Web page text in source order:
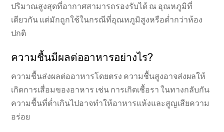
ปริมาณสูงสุดที่อากาศสามารถรองรับได้ ณ อุณหภูมิที่
เดียวกัน แต่มักถูกใช้ในกรณีที่อุณหภูมิสูงหรือต่ำกว่าห้อง
ปกติ
ความชื้นมีผลต่ออาหารอย่างไร?
ความชื้นส่งผลต่ออาหารโดยตรง ความชื้นสูงอาจส่งผลให้
เกิดการเสื่อมของอาหาร เช่น การเกิดเชื้อรา ในทางกลับกัน
ความชื้นที่ต่ำเกินไปอาจทำให้อาหารแห้งและสูญเสียความ
อร่อย